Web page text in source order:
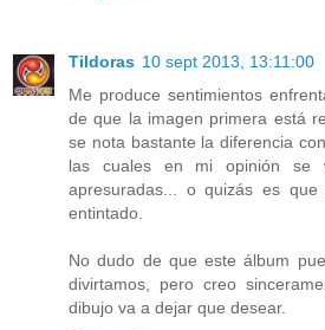
Tildoras 10 sept 2013, 13:11:00
Me produce sentimientos
de que la imagen primera está
se nota bastante la diferencia
las cuales en mi opinión se
apresuradas... o quizás es
entintado.
No dudo de que este álbum
divirtamos, pero creo
dibujo va a dejar que desear.